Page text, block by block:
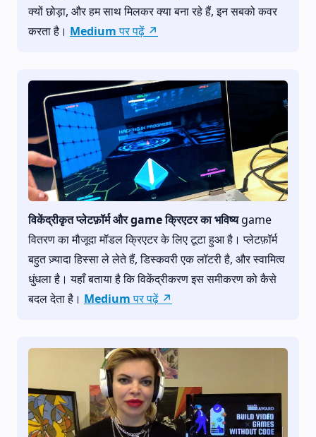
क्यों छोड़ा, और हम साथ मिलकर क्या बना रहे हैं, इन सबको कवर
करता है। Medium पर पढ़ें ↗
विकेंद्रीकृत प्लेटफ़ॉर्म और game क्रिएटर का भविष्यgame
वितरण का मौजूदा मॉडल क्रिएटर के लिए टूटा हुआ है। प्लेटफ़ॉर्म
बहुत ज़्यादा हिस्सा ले लेते हैं, डिस्कवरी एक लॉटरी है, और स्वामित्व
धुंधला है। यहाँ बताया है कि विकेंद्रीकरण इस समीकरण को कैसे
बदल देता है। Medium पर पढ़ें ↗